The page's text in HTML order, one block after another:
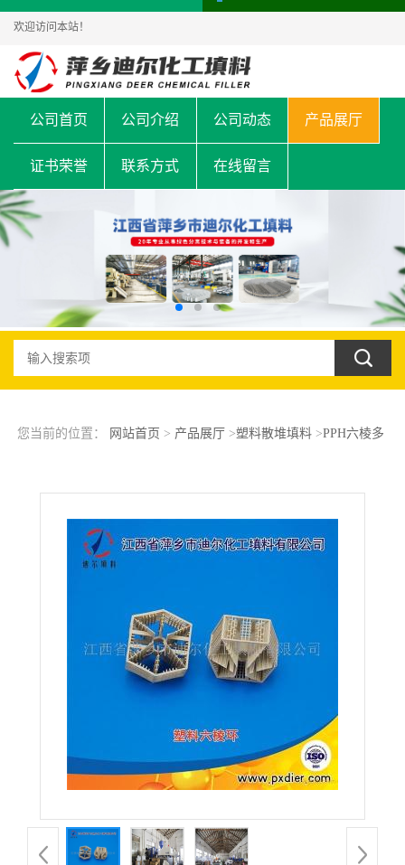
欢迎访问本站！
公司首页 公司介绍 公司动态 产品展厅
证书荣誉 联系方式 在线留言
您当前的位置： 网站首页 > 产品展厅>塑料散堆填料>PPH六棱多